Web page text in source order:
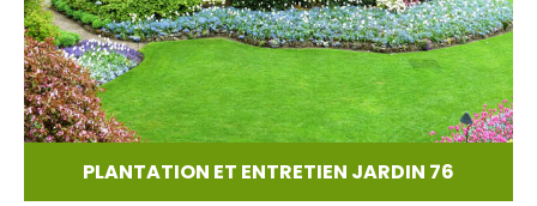
PLANTATION ET ENTRETIEN JARDIN 76